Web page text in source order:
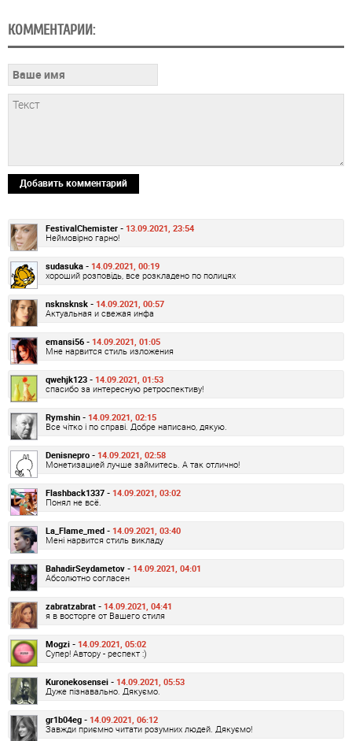
КОММЕНТАРИИ:
Добавить комментарий
FestivalChemister - 13.09.2021, 23:54
Неймовірно гарно!
sudasuka - 14.09.2021, 00:19
хороший розповідь, все розкладено по полицях
nsknsknsk - 14.09.2021, 00:57
Актуальная и свежая инфа
emansi56 - 14.09.2021, 01:05
Мне нарвится стиль изложения
qwehjk123 - 14.09.2021, 01:53
спасибо за интересную ретроспективу!
Rymshin - 14.09.2021, 02:15
Все чітко і по справі. Добре написано, дякую.
Denisnepro - 14.09.2021, 02:58
Монетизацией лучше займитесь. А так отлично!
Flashback1337 - 14.09.2021, 03:02
Понял не всё.
La_Flame_med - 14.09.2021, 03:40
Мені нарвится стиль викладу
BahadirSeydametov - 14.09.2021, 04:01
Абсолютно согласен
zabratzabrat - 14.09.2021, 04:41
я в восторге от Вашего стиля
Mogzi - 14.09.2021, 05:02
Супер! Автору - респект :)
Kuronekosensei - 14.09.2021, 05:53
Дуже пізнавально. Дякуємо.
gr1b04eg - 14.09.2021, 06:12
Завжди приємно читати розумних людей. Дякуємо!